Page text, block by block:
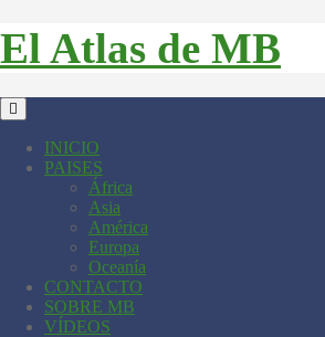
El Atlas de MB
INICIO
PAISES
África
Asia
América
Europa
Oceanía
CONTACTO
SOBRE MB
VÍDEOS